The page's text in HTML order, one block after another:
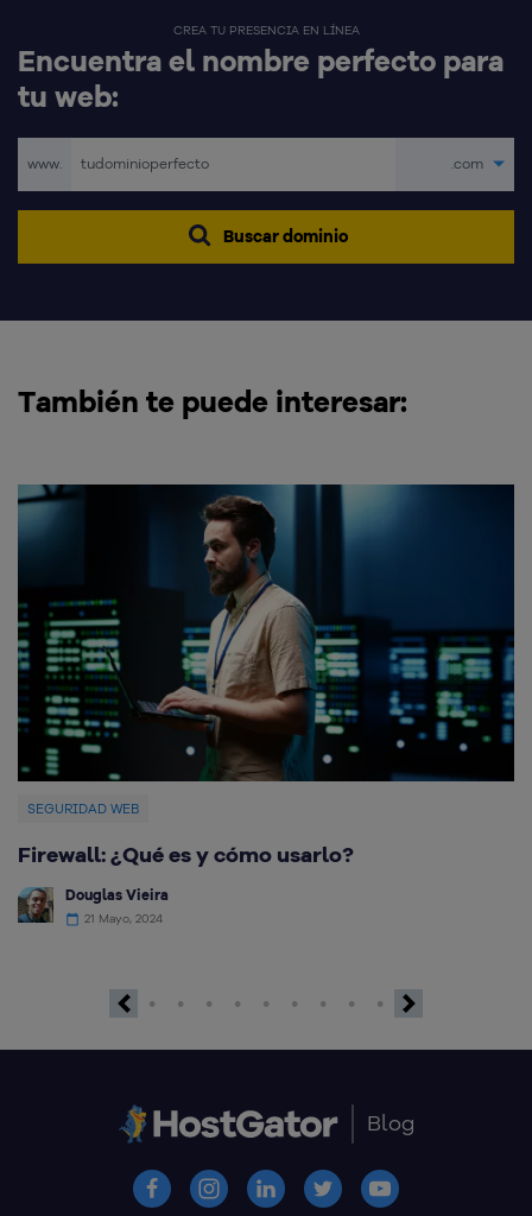
CREA TU PRESENCIA EN LÍNEA
Encuentra el nombre perfecto para
tu web:
www. .com
Buscar dominio
También te puede interesar:
SEGURIDAD WEB
Firewall: ¿Qué es y cómo usarlo?
Douglas Vieira
21 Mayo, 2024
Blog